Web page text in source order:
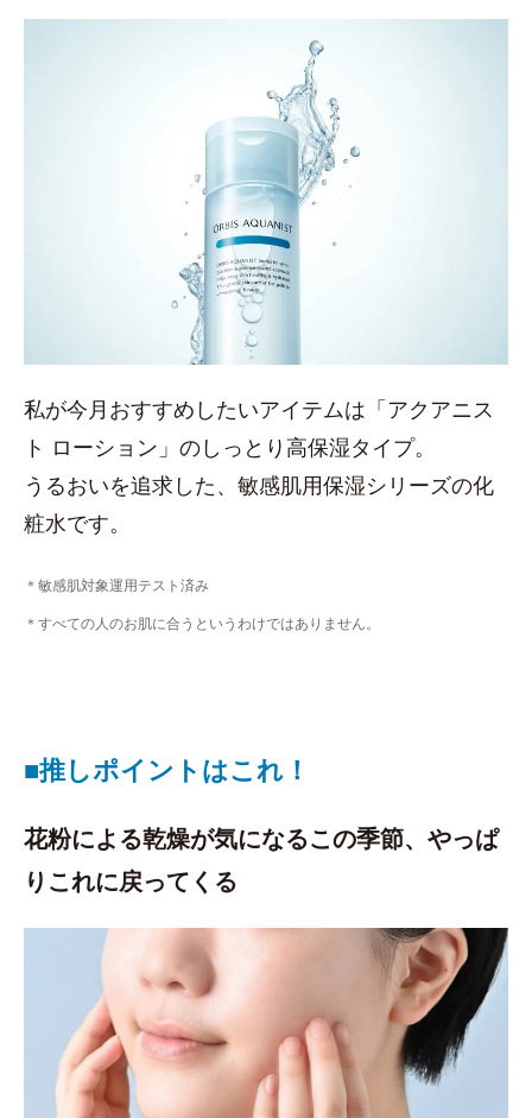
私が今月おすすめしたいアイテムは「アクアニス
ト ローション」のしっとり高保湿タイプ。
うるおいを追求した、敏感肌用保湿シリーズの化
粧水です。
＊敏感肌対象運用テスト済み
＊すべての人のお肌に合うというわけではありません。
■推しポイントはこれ！
花粉による乾燥が気になるこの季節、やっぱ
りこれに戻ってくる